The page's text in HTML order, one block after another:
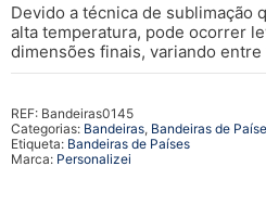
Devido a técnica de sublimação
alta temperatura, pode ocorrer
dimensões finais, variando entre
REF: Bandeiras0145
Categorias: Bandeiras, Bandeiras de
Etiqueta: Bandeiras de Países
Marca: Personalizei